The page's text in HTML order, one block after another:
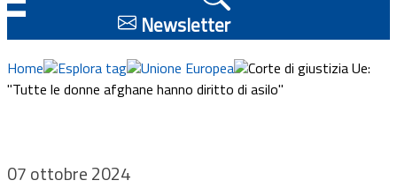
Approfondimenti
Eventi
Progetti
Newsletter
Home Esplora tag Unione Europea
Corte di giustizia Ue:
"Tutte le donne afghane hanno diritto di asilo"
07 ottobre 2024